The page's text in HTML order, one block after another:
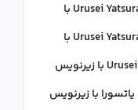
دانلود و تماشای آنلاین انیمه Urusei Yatsura (2022) با
دانلود و تماشای آنلاین انیمه Urusei Yatsura (2022) با
دانلود و تماشای آنلاین انیمه Urusei Yatsura با زیرنویس
با زیرنویس